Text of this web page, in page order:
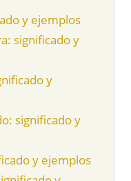
y ejemplos
significado y
y
significado y
y ejemplos